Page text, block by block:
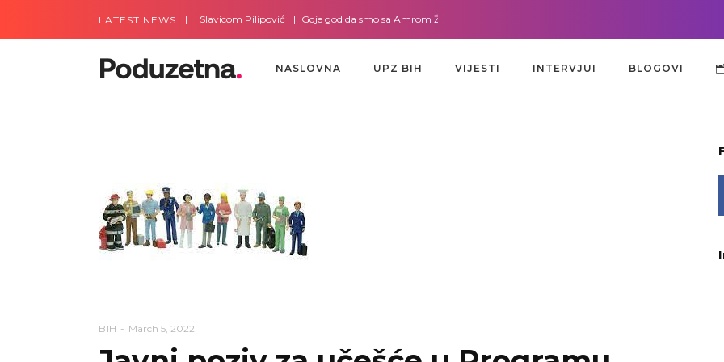
LATEST NEWS
Gdje god da smo sa Slavicom Pilipović Gdje god da smo sa Amrom Žužić-Bećirbegović
NASLOVNA UPZ BIH VIJESTI INTERVJUI BLOGOVI
NASLOVNA UPZ BIH
BIH March 5, 2022